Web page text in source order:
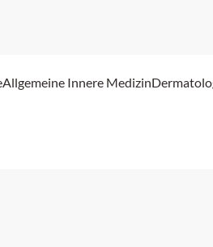
Allgemeine Innere Medizin